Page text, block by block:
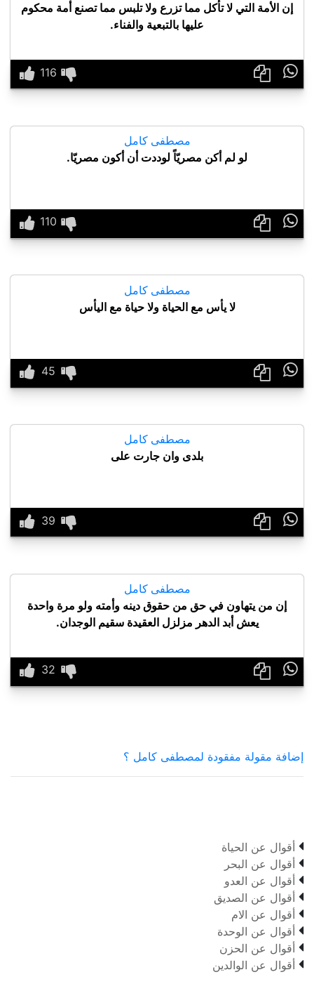
إن الأمة التي لا تأكل مما تزرع ولا تلبس مما تصنع أمة محكوم
عليها بالتبعية والفناء.

مصطفى كامل
لو لم أكن مصريّاً لوددت أن أكون مصريّا.

مصطفى كامل
لا يأس مع الحياة ولا حياة مع اليأس

مصطفى كامل
بلدى وان جارت على

مصطفى كامل
إن من يتهاون في حق من حقوق دينه وأمته ولو مرة واحدة
يعش أبد الدهر مزلزل العقيدة سقيم الوجدان.

إضافة مقولة مفقودة لمصطفى كامل ؟
 أقوال عن الحياة
 أقوال عن البحر
 أقوال عن العدو
 أقوال عن الصديق
 أقوال عن الام
 أقوال عن الوحدة
 أقوال عن الحزن
 أقوال عن الوالدين